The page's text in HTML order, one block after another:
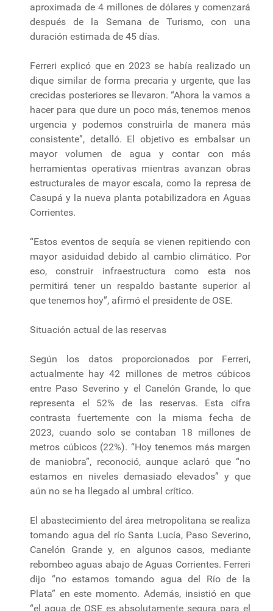
aproximada de 4 millones de dólares y comenzará
después de la Semana de Turismo, con una
duración estimada de 45 días.
Ferreri explicó que en 2023 se había realizado un
dique similar de forma precaria y urgente, que las
crecidas posteriores se llevaron. “Ahora la vamos a
hacer para que dure un poco más, tenemos menos
urgencia y podemos construirla de manera más
consistente”, detalló. El objetivo es embalsar un
mayor volumen de agua y contar con más
herramientas operativas mientras avanzan obras
estructurales de mayor escala, como la represa de
Casupá y la nueva planta potabilizadora en Aguas
Corrientes.
“Estos eventos de sequía se vienen repitiendo con
mayor asiduidad debido al cambio climático. Por
eso, construir infraestructura como esta nos
permitirá tener un respaldo bastante superior al
que tenemos hoy”, afirmó el presidente de OSE.
Situación actual de las reservas
Según los datos proporcionados por Ferreri,
actualmente hay 42 millones de metros cúbicos
entre Paso Severino y el Canelón Grande, lo que
representa el 52% de las reservas. Esta cifra
contrasta fuertemente con la misma fecha de
2023, cuando solo se contaban 18 millones de
metros cúbicos (22%). “Hoy tenemos más margen
de maniobra”, reconoció, aunque aclaró que “no
estamos en niveles demasiado elevados” y que
aún no se ha llegado al umbral crítico.
El abastecimiento del área metropolitana se realiza
tomando agua del río Santa Lucía, Paso Severino,
Canelón Grande y, en algunos casos, mediante
rebombeo aguas abajo de Aguas Corrientes. Ferreri
dijo “no estamos tomando agua del Río de la
Plata” en este momento. Además, insistió en que
“el agua de OSE es absolutamente segura para el